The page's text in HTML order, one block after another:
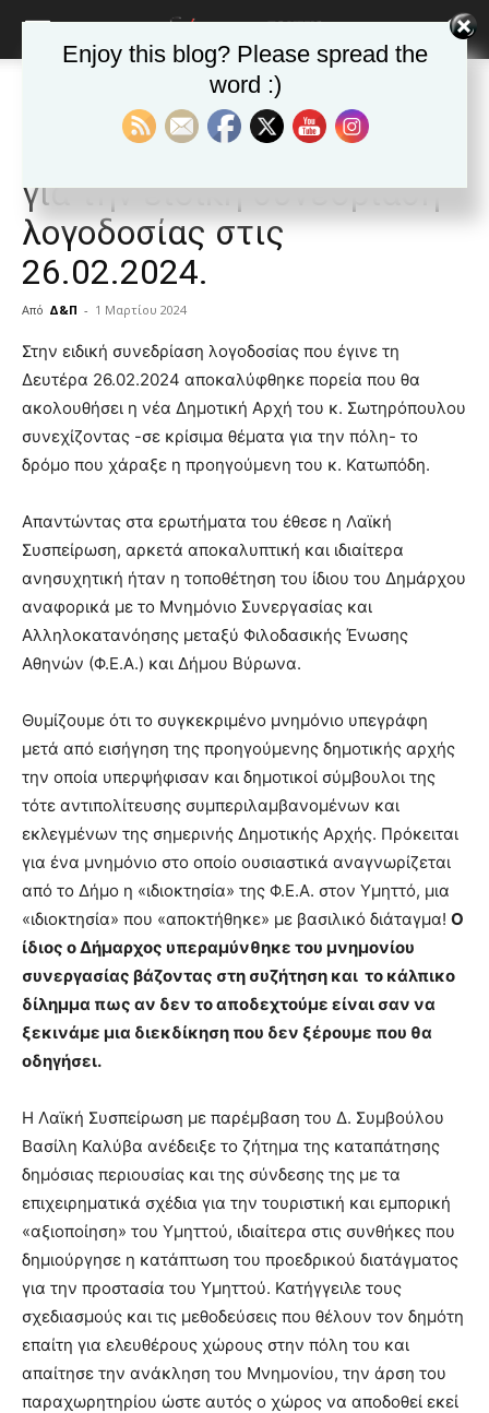
Ανακοινώσεις - Δελτία τύπου
Ανακοινώσεις - Δελτία τύπου Δημοφιλή άρθρα
Λ.Σ Βύρωνα: Δελτίο Τύπου
για την ειδική συνεδρίαση
λογοδοσίας στις
26.02.2024.
Από Δ&Π - 1 Μαρτίου 2024
blonde
lesbians
hot
cam
show.desi
lyons
teaches
you
the
of
pain.
hd
porn
Στην ειδική συνεδρίαση λογοδοσίας που έγινε τη
Δευτέρα 26.02.2024 αποκαλύφθηκε πορεία που θα
ακολουθήσει η νέα Δημοτική Αρχή του κ. Σωτηρόπουλου
συνεχίζοντας -σε κρίσιμα θέματα για την πόλη- το
δρόμο που χάραξε η προηγούμενη του κ. Κατωπόδη.
Απαντώντας στα ερωτήματα του έθεσε η Λαϊκή
Συσπείρωση, αρκετά αποκαλυπτική και ιδιαίτερα
ανησυχητική ήταν η τοποθέτηση του ίδιου του Δημάρχου
αναφορικά με το Μνημόνιο Συνεργασίας και
Αλληλοκατανόησης μεταξύ Φιλοδασικής Ένωσης
Αθηνών (Φ.Ε.Α.) και Δήμου Βύρωνα.
Θυμίζουμε ότι το συγκεκριμένο μνημόνιο υπεγράφη
μετά από εισήγηση της προηγούμενης δημοτικής αρχής
την οποία υπερψήφισαν και δημοτικοί σύμβουλοι της
τότε αντιπολίτευσης συμπεριλαμβανομένων και
εκλεγμένων της σημερινής Δημοτικής Αρχής. Πρόκειται
για ένα μνημόνιο στο οποίο ουσιαστικά αναγνωρίζεται
από το Δήμο η «ιδιοκτησία» της Φ.Ε.Α. στον Υμηττό, μια
«ιδιοκτησία» που «αποκτήθηκε» με βασιλικό διάταγμα! Ο
ίδιος ο Δήμαρχος υπεραμύνθηκε του μνημονίου
συνεργασίας βάζοντας στη συζήτηση και το κάλπικο
δίλημμα πως αν δεν το αποδεχτούμε είναι σαν να
ξεκινάμε μια διεκδίκηση που δεν ξέρουμε που θα
οδηγήσει.
Η Λαϊκή Συσπείρωση με παρέμβαση του Δ. Συμβούλου
Βασίλη Καλύβα ανέδειξε το ζήτημα της καταπάτησης
δημόσιας περιουσίας και της σύνδεσης της με τα
επιχειρηματικά σχέδια για την τουριστική και εμπορική
«αξιοποίηση» του Υμηττού, ιδιαίτερα στις συνθήκες που
δημιούργησε η κατάπτωση του προεδρικού διατάγματος
για την προστασία του Υμηττού. Κατήγγειλε τους
σχεδιασμούς και τις μεθοδεύσεις που θέλουν τον δημότη
επαίτη για ελευθέρους χώρους στην πόλη του και
απαίτησε την ανάκληση του Μνημονίου, την άρση του
παραχωρητηρίου ώστε αυτός ο χώρος να αποδοθεί εκεί
Enjoy this blog? Please spread the
word :)